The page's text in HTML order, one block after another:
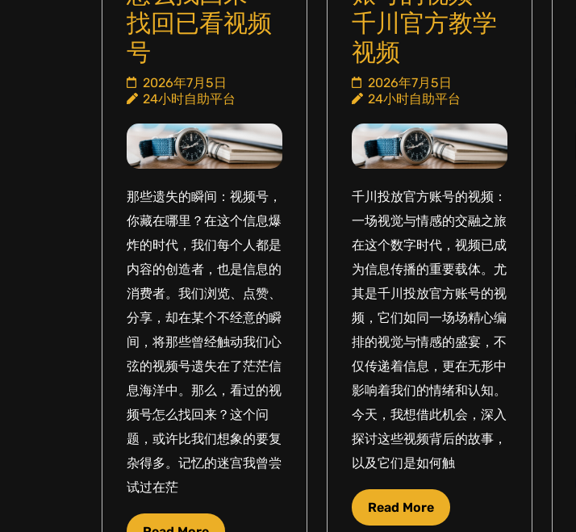
找回已看视频
号
2026年7月5日
24小时自助平台
那些遗失的瞬间：视频号，
你藏在哪里？在这个信息爆
炸的时代，我们每个人都是
内容的创造者，也是信息的
消费者。我们浏览、点赞、
分享，却在某个不经意的瞬
间，将那些曾经触动我们心
弦的视频号遗失在了茫茫信
息海洋中。那么，看过的视
频号怎么找回来？这个问
题，或许比我们想象的要复
杂得多。记忆的迷宫我曾尝
试过在茫
千川官方教学
视频
2026年7月5日
24小时自助平台
千川投放官方账号的视频：
一场视觉与情感的交融之旅
在这个数字时代，视频已成
为信息传播的重要载体。尤
其是千川投放官方账号的视
频，它们如同一场场精心编
排的视觉与情感的盛宴，不
仅传递着信息，更在无形中
影响着我们的情绪和认知。
今天，我想借此机会，深入
探讨这些视频背后的故事，
以及它们是如何触
Read More